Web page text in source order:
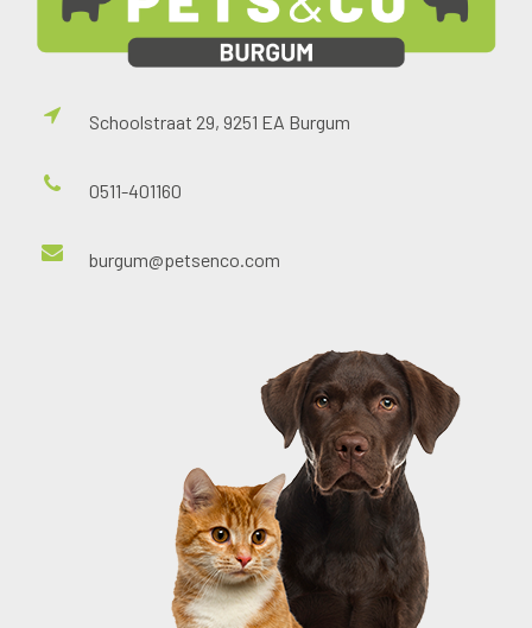
Schoolstraat 29, 9251 EA Burgum
0511-401160
burgum@petsenco.com